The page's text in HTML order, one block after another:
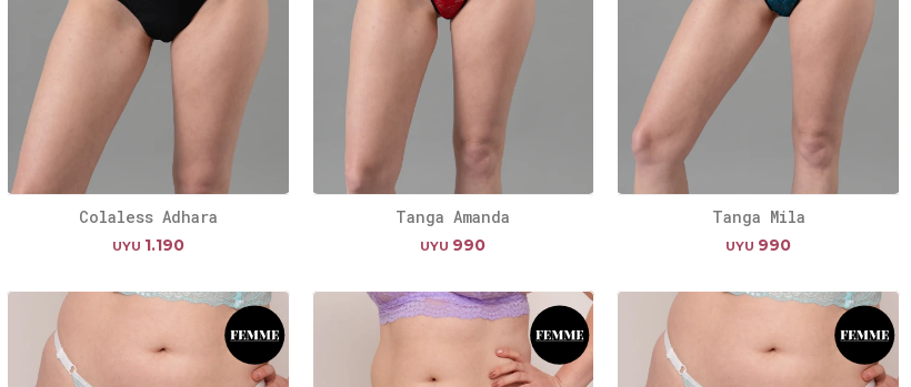
Colaless Adhara
UYU 1.190
Tanga Amanda
UYU 990
Tanga Mila
UYU 990